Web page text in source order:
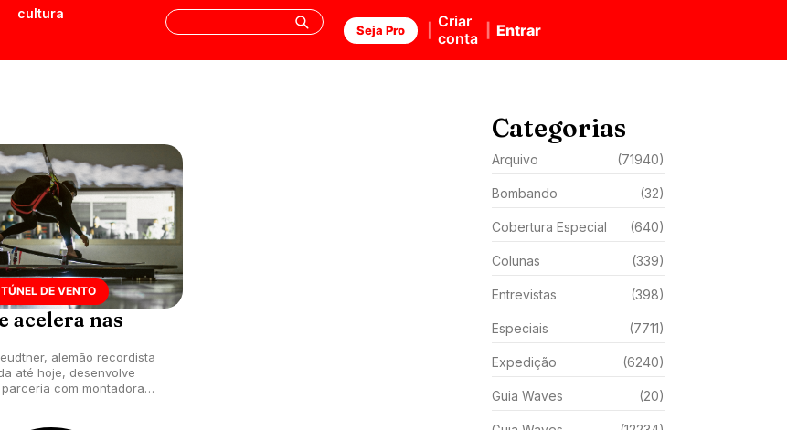
cultura
Seja Pro
Criar
conta
Entrar
DE VENTO
acelera nas
alemão recordista
até hoje, desenvolve
com montadora
Categorias
Arquivo (71940)
Bombando (32)
Cobertura Especial (640)
Colunas (339)
Entrevistas (398)
Especiais (7711)
Expedição (6240)
Guia Waves (20)